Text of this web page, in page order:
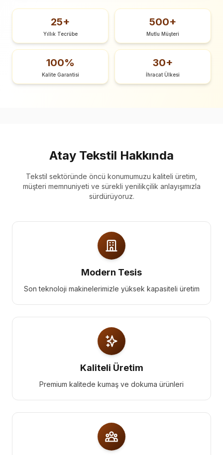
25+
Yıllık Tecrübe
500+
Mutlu Müşteri
100%
Kalite Garantisi
30+
İhracat Ülkesi
Atay Tekstil Hakkında
Tekstil sektöründe öncü konumumuzu kaliteli üretim,
müşteri memnuniyeti ve sürekli yenilikçilik anlayışımızla
sürdürüyoruz.
Modern Tesis
Son teknoloji makinelerimizle yüksek kapasiteli üretim
Kaliteli Üretim
Premium kalitede kumaş ve dokuma ürünleri